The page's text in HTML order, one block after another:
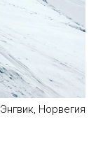
Энгвик, Норвегия